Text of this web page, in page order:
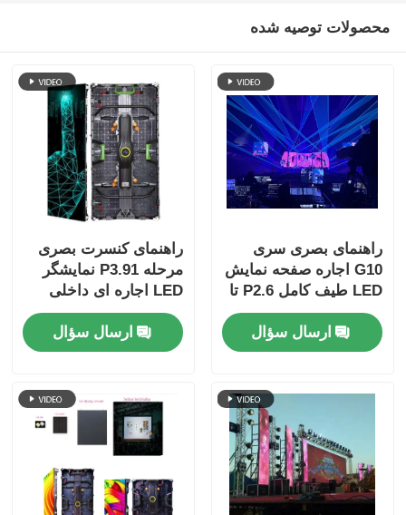
محصولات توصیه شده
راهنمای بصری سری
G10 اجاره صفحه نمایش
LED طیف کامل P2.6 تا
P4.81کابینت های قابل
تعویض
ارسال سؤال
راهنمای کنسرت بصری
مرحله P3.91 نمایشگر
LED اجاره ای داخلی
برای تورها، پشتیبان
دوگانه قفل سریع
ارسال سؤال